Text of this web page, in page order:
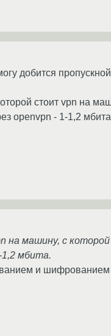
добится
стоит vpn на
openvpn - 1-1,2
на машину, с
1,2 мбита.
и